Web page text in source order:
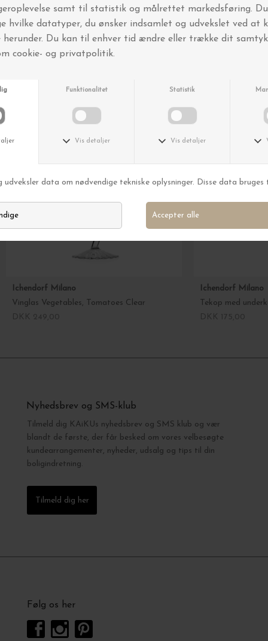
Ichendorf Milano
Vinglas Vegetables, Tomatoes Clear
Ichendorf Milano
Tekop med
Nyhedsbrev og SMS-klub
Tilmeld dig KAiKUs nyhedsbrev og SMS klub og vær
blandt de første, der får besked om vores velbesøgte
kundearrangementer, nyheder, udsalg og tips til din
boligindretning.
Tilmeld dig her
Følg os her